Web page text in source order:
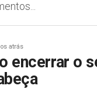
atrás
encerrar o